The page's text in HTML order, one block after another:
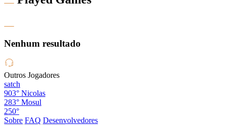
Nenhum resultado
Outros Jogadores
satch
903° Nicolas
283° Mosul
250°
Sobre FAQ Desenvolvedores